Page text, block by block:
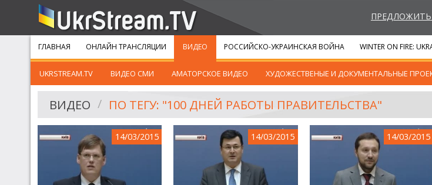
ГЛАВНАЯ ОНЛАЙН ТРАНСЛЯЦИИ ВИДЕО
UKRSTREAM.TV ВИДЕО СМИ АМАТОРСКОЕ ВИДЕО ХУДОЖЕСТВЕНЫЕ И ДОКУМЕНТАЛЬНЫЕ
РОССИЙСКО-УКРАИНСКАЯ ВОЙНА WINTER ON FIRE:
ВИДЕО ПО ТЕГУ: "100 ДНЕЙ РАБОТЫ ПРАВИТЕЛЬСТВА"
14/03/2015 14/03/2015 14/03/2015